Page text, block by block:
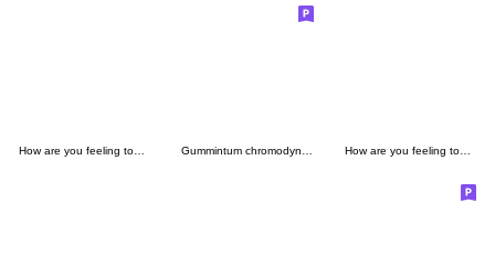
How are you feeling today (6800)